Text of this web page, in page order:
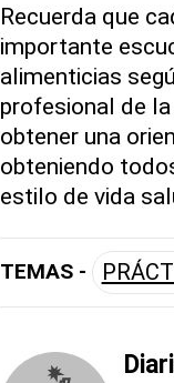
Recuerda que
importante
alimenticias
profesional de
obtener una
obteniendo
estilo de vida
TEMAS -